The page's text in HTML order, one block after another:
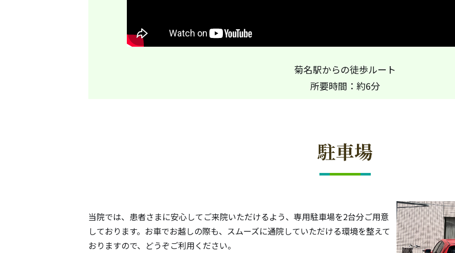
菊名駅からの徒歩ルート
所要時間：約6分
駐車場
当院では、患者さまに安心してご来院いただけるよう、専用駐車場を2台分ご用意
しております。お車でお越しの際も、スムーズに通院していただける環境を整えて
おりますので、どうぞご利用ください。